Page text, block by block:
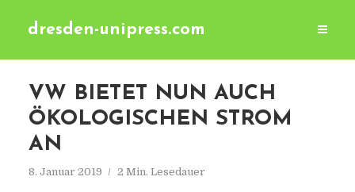
dresden-unipress.com
VW BIETET NUN AUCH
ÖKOLOGISCHEN STROM
AN
8. Januar 2019 2 Min. Lesedauer